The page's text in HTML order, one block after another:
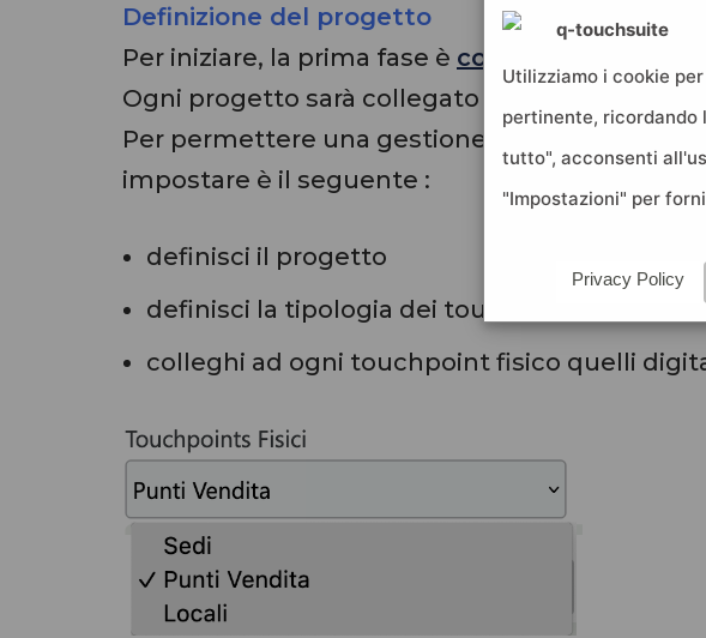
Definizione del progetto
Per iniziare, la prima fase è configurare il
Ogni progetto sarà collegato ai touchpoint, sia
Per permettere una gestione organizzata, il
impostare è il seguente :
definisci il progetto
definisci la tipologia dei touchpoint fisici
colleghi ad ogni touchpoint fisico quelli
q-touchsuite
Utilizziamo i cookie
pertinente, ricordando
tutto", acconsenti
"Impostazioni" per
Privacy Policy